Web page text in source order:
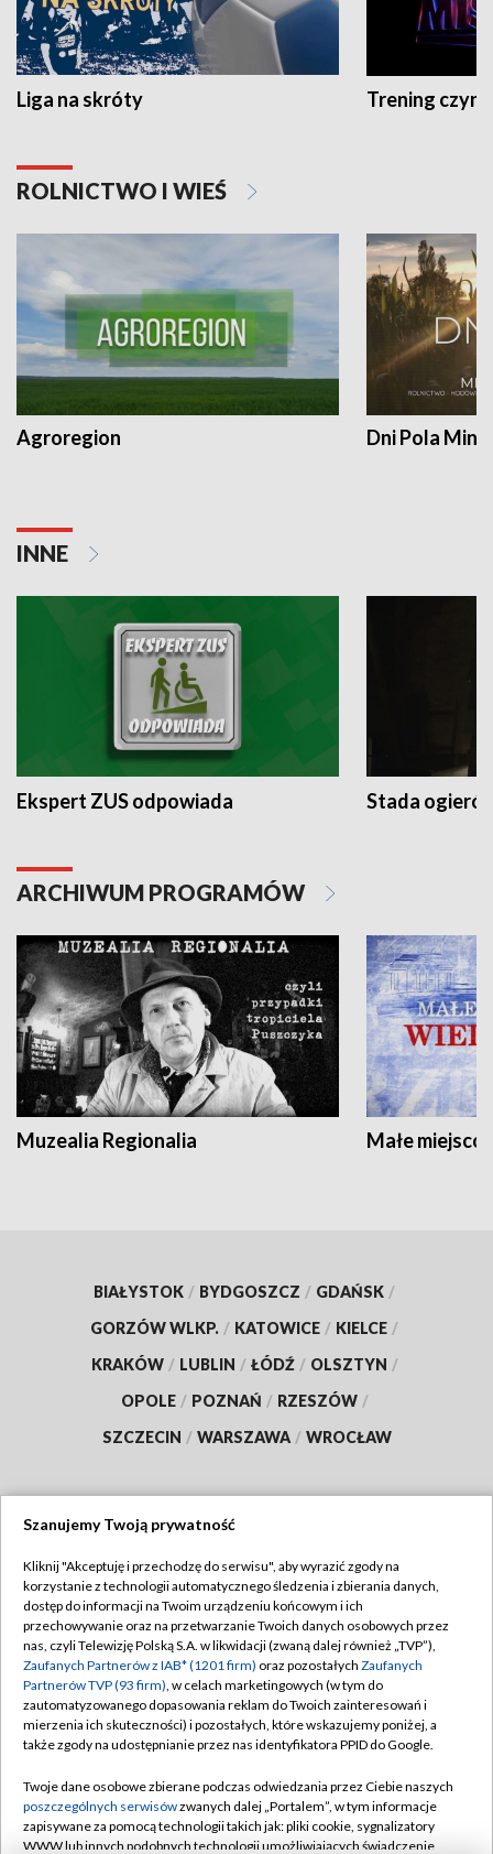
Liga na skróty Trening czyni
ROLNICTWO I WIEŚ
Agroregion Dni Pola
INNE
Ekspert ZUS odpowiada Stada
ARCHIWUM PROGRAMÓW
Muzealia Regionalia Małe
BIAŁYSTOK / BYDGOSZCZ / GDAŃSK /
GORZÓW WLKP. / KATOWICE / KIELCE /
KRAKÓW / LUBLIN / ŁÓDŹ / OLSZTYN /
OPOLE / POZNAŃ / RZESZÓW /
SZCZECIN / WARSZAWA / WROCŁAW
TVP
Abonament TVP
Emisja w TVP
Centrum informacji TVP
Naziemna Telewizja Cyfrowa
Rada Programowa
System NOS
Regulamin TVP
Polityka prywatności
Moje zgody
Pomoc
Kontakt
Szanujemy Twoją prywatność
Kliknij "Akceptuję i przechodzę do serwisu", aby wyrazić zgody na
korzystanie z technologii automatycznego śledzenia i zbierania danych,
dostęp do informacji na Twoim urządzeniu końcowym i ich
przechowywanie oraz na przetwarzanie Twoich danych osobowych przez
nas, czyli Telewizję Polską S.A. w likwidacji (zwaną dalej również „TVP”),
Zaufanych Partnerów z IAB* (1201 firm) oraz pozostałych Zaufanych
Partnerów TVP (93 firm), w celach marketingowych (w tym do
zautomatyzowanego dopasowania reklam do Twoich zainteresowań i
mierzenia ich skuteczności) i pozostałych, które wskazujemy poniżej, a
także zgody na udostępnianie przez nas identyfikatora PPID do Google.
Twoje dane osobowe zbierane podczas odwiedzania przez Ciebie naszych
poszczególnych serwisówzwanych dalej „Portalem”, w tym informacje
zapisywane za pomocą technologii takich jak: pliki cookie, sygnalizatory
WWW lub innych podobnych technologii umożliwiających świadczenie